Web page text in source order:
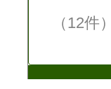
（12件）